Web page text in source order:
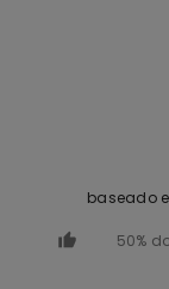
baseado
50%